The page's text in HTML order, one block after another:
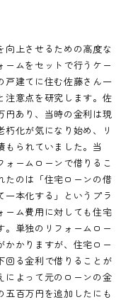
向上させるための高度な
ームをセットで行うケー
戸建てに住む佐藤さん一
注意点を研究します。佐
円あり、当時の金利は現
化が気になり始め、リ
もられていました。当
ォームローンで借りるこ
たのは「住宅ローンの借
一本化する」というプラ
ーム費用に対しても住宅
。単独のリフォームロー
かかりますが、住宅ロー
回る金利で借りることが
によって元のローンの金
五百万円を追加したにも